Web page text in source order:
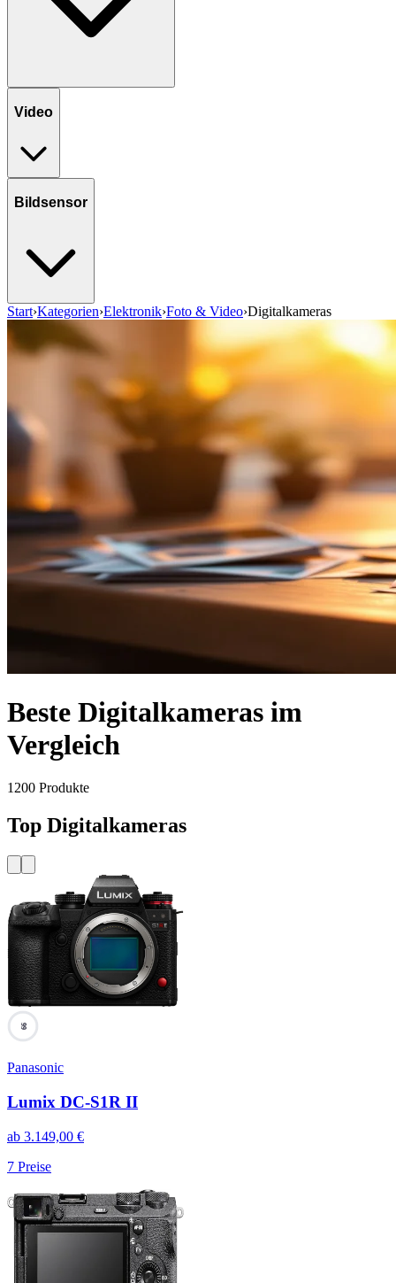
Video
Bildsensor
Start›Kategorien›Elektronik›Foto & Video›Digitalkameras
Beste Digitalkameras im
Vergleich
1200 Produkte
Top Digitalkameras
99
Panasonic
Lumix DC-S1R II
ab 3.149,00 €
7 Preise